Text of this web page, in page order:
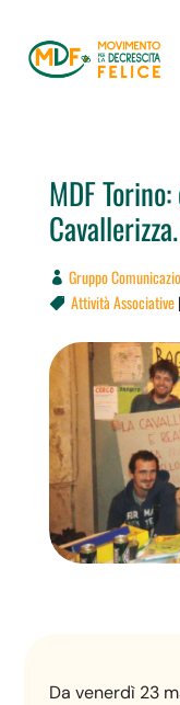
MDF
Gruppo
 Attività Associative|
Da venerdì 23